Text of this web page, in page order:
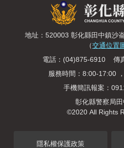
地址：520003 彰化縣田中鎮沙
（交通位置
電話：(04)875-6910 傳
服務時間：8:00-17:00 ，
手機簡訊報案：
彰化縣警察局
©2020 All Rights
隱私權保護政策